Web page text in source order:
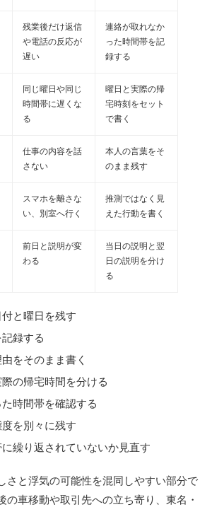
残業後だけ返信
や電話の反応が
遅い
連絡が取れなか
った時間帯を記
録する
同じ曜日や同じ
時間帯に遅くな
る
曜日と実際の帰
宅時刻をセット
で書く
仕事の内容を話
さない
本人の言葉をそ
のまま残す
スマホを離さな
い、別室へ行く
推測ではなく見
えた行動を書く
前日と説明が変
わる
当日の説明と翌
日の説明を分け
る
と曜日を残す
録する
をそのまま書く
の帰宅時間を分ける
時間帯を確認する
を別々に残す
繰り返されていないか見直す
さと浮気の可能性を混同しやすい部分で
の車移動や取引先への立ち寄り、東名・